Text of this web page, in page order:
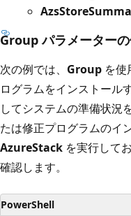
Group パラメーター
次の例では、 Group を使
ログラムをインストール
してシステムの準備状況
たは修正プログラムのイ
AzureStack を実行して
確認します。
PowerShell